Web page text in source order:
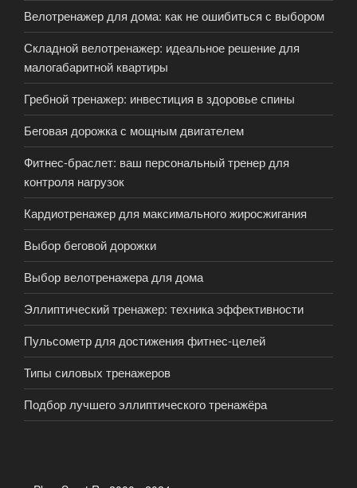
Велотренажер для дома: как не ошибиться с выбором
Складной велотренажер: идеальное решение для
малогабаритной квартиры
Гребной тренажер: инвестиция в здоровье спины
Беговая дорожка с мощным двигателем
Фитнес-браслет: ваш персональный тренер для
контроля нагрузок
Кардиотренажер для максимального жиросжигания
Выбор беговой дорожки
Выбор велотренажера для дома
Эллиптический тренажер: техника эффективности
Пульсометр для достижения фитнес-целей
Типы силовых тренажеров
Подбор лучшего эллиптического тренажёра